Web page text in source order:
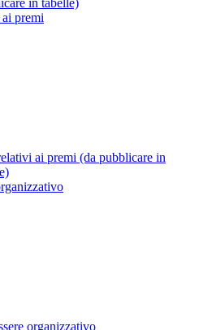
in tabelle)
premi
ai premi (da pubblicare in
organizzativo